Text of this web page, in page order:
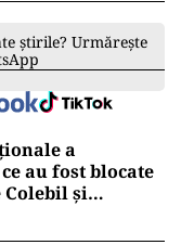
știrile? Urmărește
a
au fost blocate
și